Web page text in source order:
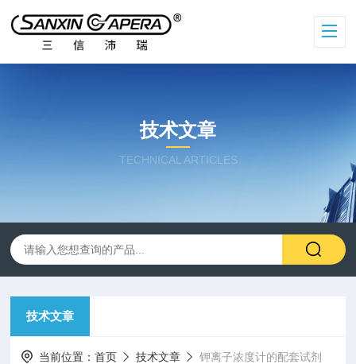
技术文章
TECHNICAL ARTICLES
技术文章
当前位置：首页 技术文章 钾离子浓度计的配套试剂